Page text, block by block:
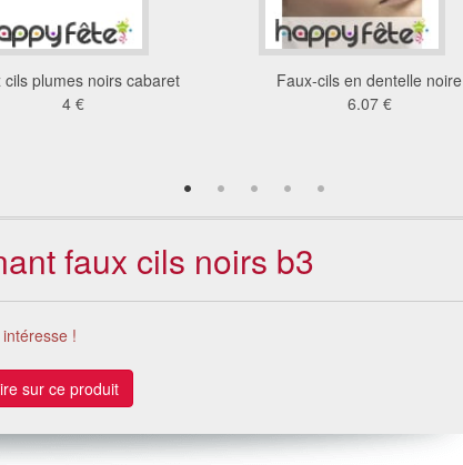
cils plumes noirs cabaret
4 €
Faux-cils en dentelle noire
6.07 €
faux cils noirs b3
!
sur ce produit